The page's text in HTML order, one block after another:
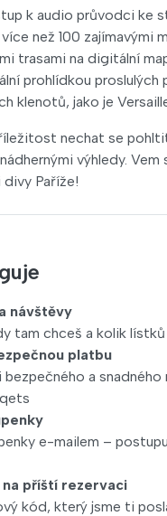
k audio průvodci ke
než 100 zajímavými
trasami na digitální
prohlídkou proslulých
klenotů, jako je
nechat se
výhledy. Vem
Paříže!
návštěvy
tam chceš a kolik
platbu
bezpečného a snadného
e-mailem –
na příští rezervaci
kód, který jsme ti